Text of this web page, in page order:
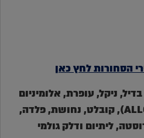
הסחורות לחץ כאן
ניקל, עופרת, אלומיניום
(PRIM), אלומיניום (ALLOY), קובלט, נחושת, פלדה,